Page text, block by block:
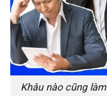
Khâu nào cũng